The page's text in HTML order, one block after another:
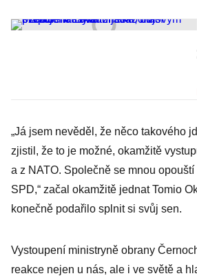
„Já jsem nevěděl, že něco takového
zjistil, že to je možné, okamžitě
a z NATO. Společně se mnou
SPD,“ začal okamžitě jednat Tomio
konečně podařilo splnit si svůj sen.
Vystoupení ministryně obrany
reakce nejen u nás, ale i ve světě a